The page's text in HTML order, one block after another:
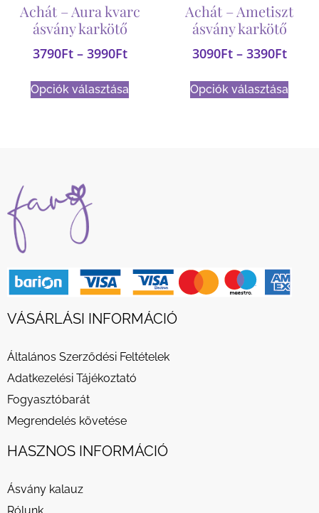
Achát – Aura kvarc
ásvány karkötő
3790Ft – 3990Ft
Opciók választása
Achát – Ametiszt
ásvány karkötő
3090Ft – 3390Ft
Opciók választása
VÁSÁRLÁSI INFORMÁCIÓ
Általános Szerződési Feltételek
Adatkezelési Tájékoztató
Fogyasztóbarát
Megrendelés követése
HASZNOS INFORMÁCIÓ
Ásvány kalauz